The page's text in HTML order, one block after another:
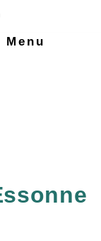
Menu